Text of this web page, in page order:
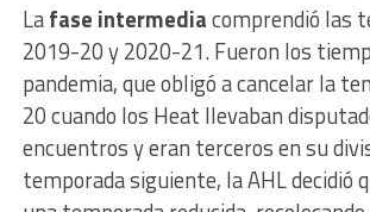
Lafase intermediacomprendió las
2019-20 y 2020-21. Fueron los
pandemia, que obligó a cancelar la
20 cuando los Heat llevaban
encuentros y eran terceros en su
temporada siguiente, la AHL decidió